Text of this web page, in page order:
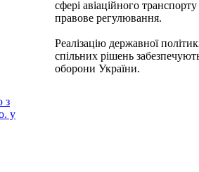
з
у
сфері авіаційного
правове регулювання.
Реалізацію державної
спільних рішень
оборони України.